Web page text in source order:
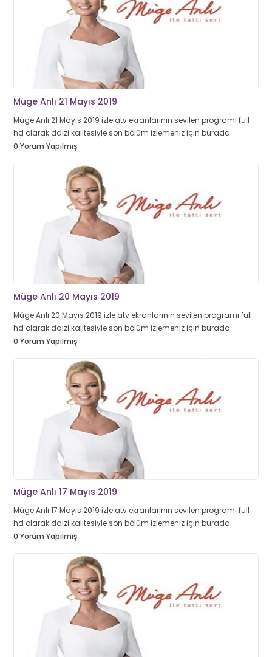
Müge Anlı 21 Mayıs 2019
Müge Anlı 21 Mayıs 2019 izle atv ekranlarının sevilen programı full
hd olarak ddizi kalitesiyle son bölüm izlemeniz için burada.
0 Yorum Yapılmış
Müge Anlı 20 Mayıs 2019
Müge Anlı 20 Mayıs 2019 izle atv ekranlarının sevilen programı full
hd olarak ddizi kalitesiyle son bölüm izlemeniz için burada.
0 Yorum Yapılmış
Müge Anlı 17 Mayıs 2019
Müge Anlı 17 Mayıs 2019 izle atv ekranlarının sevilen programı full
hd olarak ddizi kalitesiyle son bölüm izlemeniz için burada.
0 Yorum Yapılmış